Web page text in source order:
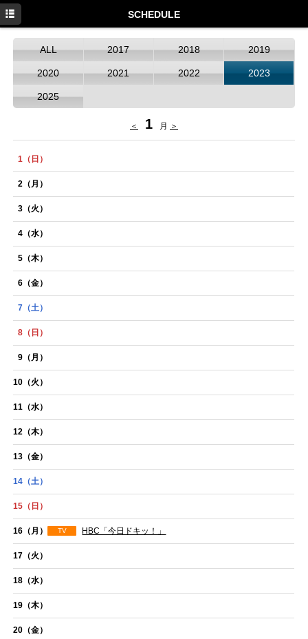
SCHEDULE
ALL 2017 2018 2019
2020 2021 2022 2023
2025
＜ 1 月 ＞
1 （日）
2 （月）
3 （火）
4 （水）
5 （木）
6 （金）
7 （土）
8 （日）
9 （月）
10 （火）
11 （水）
12 （木）
13 （金）
14 （土）
15 （日）
16 （月） TV HBC「今日ドキッ！」
17 （火）
18 （水）
19 （木）
20 （金）
NEWS
DISCOGRAPHY
GOODS